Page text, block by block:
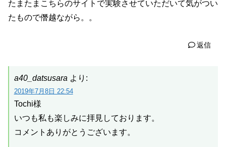
たまたまこちらのサイトで実験させていただいて気がつい
たもので僭越ながら。。
返信
a40_datsusara より:
2019年7月8日 22:54
Tochi様
いつも私も楽しみに拝見しております。
コメントありがとうございます。